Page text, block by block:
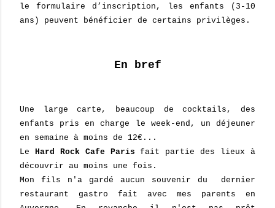
le formulaire d’inscription, les enfants (3-10
ans) peuvent bénéficier de certains privilèges.
En bref
Une large carte, beaucoup de cocktails, des
enfants pris en charge le week-end, un déjeuner
en semaine à moins de 12€...
Le Hard Rock CafeParisfait partie des lieux à
découvrir au moins une fois.
Mon fils n'a gardé aucun souvenir du dernier
restaurant gastro fait avec mes parents en